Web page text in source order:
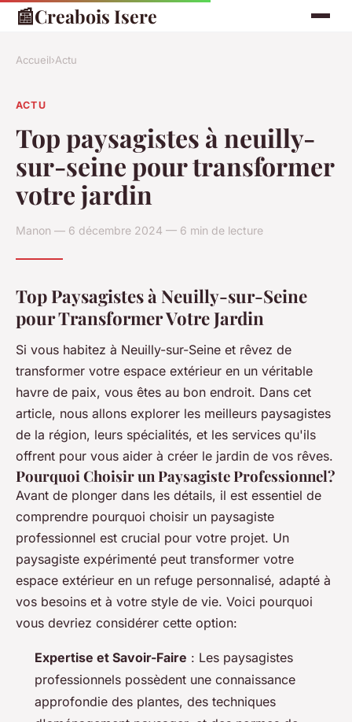
📰Creabois Isere
Accueil›Actu
ACTU
Top paysagistes à neuilly-
sur-seine pour transformer
votre jardin
Manon — 6 décembre 2024 — 6 min de lecture
Top Paysagistes à Neuilly-sur-Seine
pour Transformer Votre Jardin
Si vous habitez à Neuilly-sur-Seine et rêvez de
transformer votre espace extérieur en un véritable
havre de paix, vous êtes au bon endroit. Dans cet
article, nous allons explorer les meilleurs paysagistes
de la région, leurs spécialités, et les services qu'ils
offrent pour vous aider à créer le jardin de vos rêves.
Pourquoi Choisir un Paysagiste Professionnel?
Avant de plonger dans les détails, il est essentiel de
comprendre pourquoi choisir un paysagiste
professionnel est crucial pour votre projet. Un
paysagiste expérimenté peut transformer votre
espace extérieur en un refuge personnalisé, adapté à
vos besoins et à votre style de vie. Voici pourquoi
vous devriez considérer cette option:
Expertise et Savoir-Faire : Les paysagistes
professionnels possèdent une connaissance
approfondie des plantes, des techniques